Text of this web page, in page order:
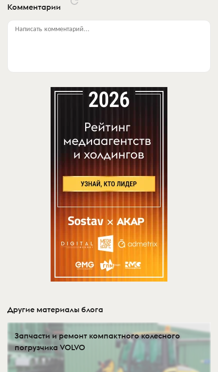
Комментарии
Написать комментарий...
Другие материалы блога
Запчасти и ремонт компактного колесного
погрузчика VOLVO